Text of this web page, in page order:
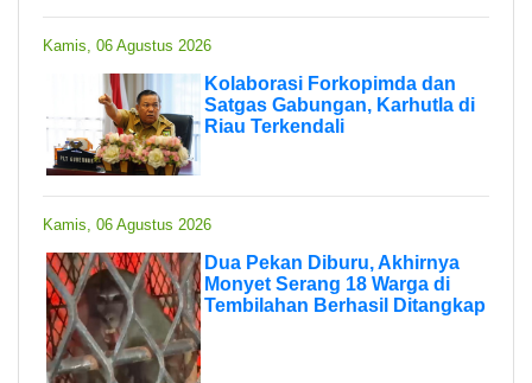
Kamis, 06 Agustus 2026
Kolaborasi Forkopimda dan
Satgas Gabungan, Karhutla di
Riau Terkendali
Kamis, 06 Agustus 2026
Dua Pekan Diburu, Akhirnya
Monyet Serang 18 Warga di
Tembilahan Berhasil Ditangkap